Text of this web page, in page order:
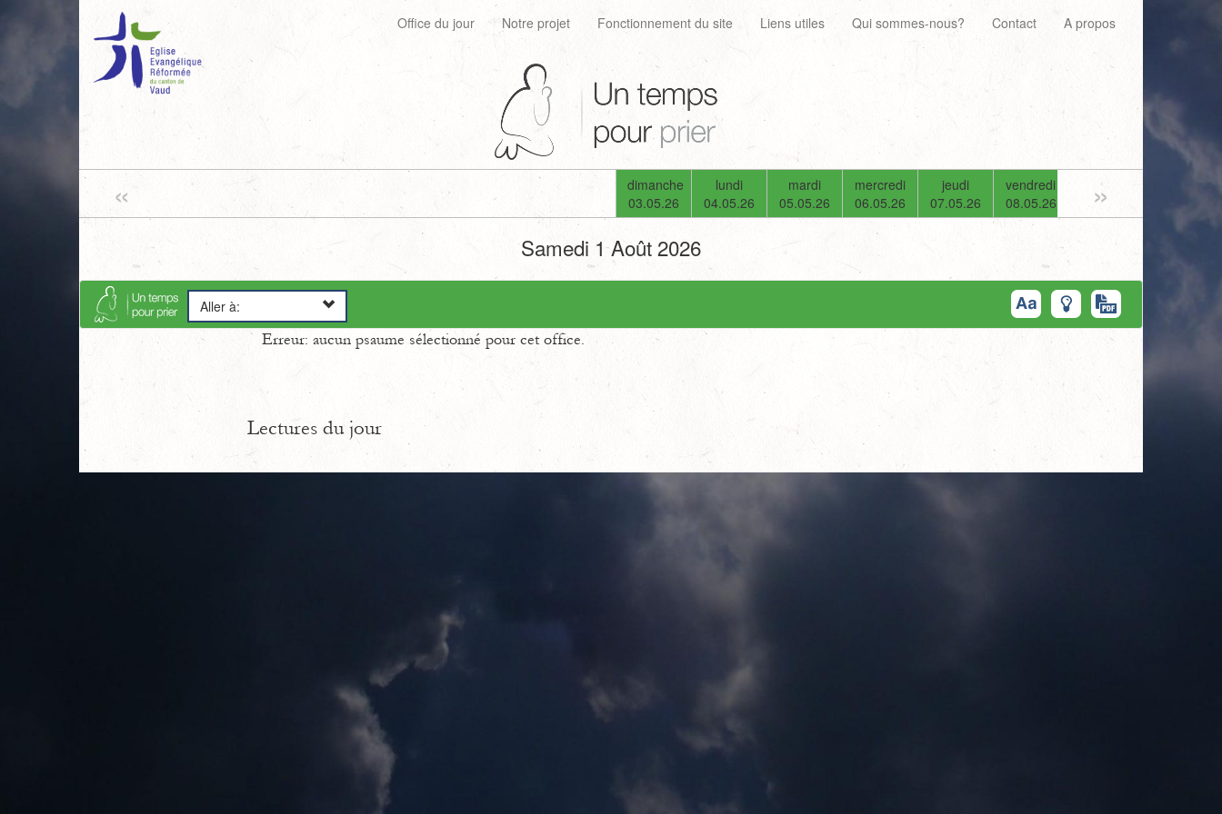
Office du jour Notre projet Fonctionnement du site Liens utiles Qui sommes-nous? Contact A propos
«
dimanche
03.05.26
lundi
04.05.26
mardi
05.05.26
mercredi
06.05.26
jeudi
07.05.26
vendredi
08.05.26
09.05.26
dimanche
»
Samedi 1 Août 2026
Aller à:
Erreur: aucun psaume sélectionné pour cet office.
Lectures du jour